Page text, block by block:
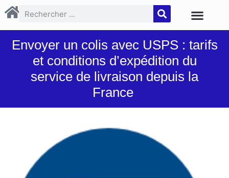
Envoyer un colis avec USPS : tarifs
et conditions d’expédition du
service de livraison depuis la
France